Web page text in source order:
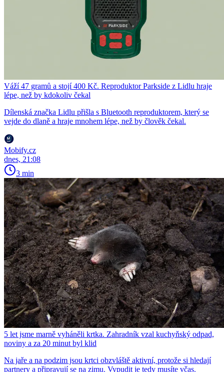
Váží 47 gramů a stojí 400 Kč. Reproduktor Parkside z Lidlu hraje
lépe, než by kdokoliv čekal
Dílenská značka Lidlu přišla s Bluetooth reproduktorem, který se
vejde do dlaně a hraje mnohem lépe, než by člověk čekal.
Mobify.cz
dnes, 21:08
3 min
5 let jsme marně vyháněli krtka. Zahradník vzal kuchyňský odpad,
noviny a za 20 minut byl klid
Na jaře a na podzim jsou krtci obzvláště aktivní, protože si hledají
partnery a připravují se na zimu. Vypudit je tedy musíte včas.